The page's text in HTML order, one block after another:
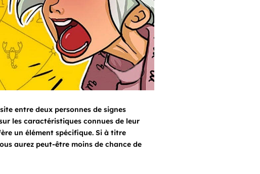
entre deux personnes de signes
les caractéristiques connues de leur
un élément spécifique. Si à titre
aurez peut-être moins de chance de